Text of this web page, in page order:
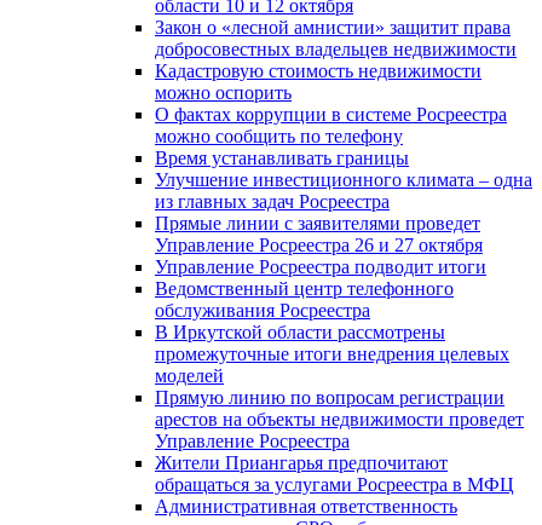
области 10 и 12 октября
Закон о «лесной амнистии» защитит права
добросовестных владельцев недвижимости
Кадастровую стоимость недвижимости
можно оспорить
О фактах коррупции в системе Росреестра
можно сообщить по телефону
Время устанавливать границы
Улучшение инвестиционного климата – одна
из главных задач Росреестра
Прямые линии с заявителями проведет
Управление Росреестра 26 и 27 октября
Управление Росреестра подводит итоги
Ведомственный центр телефонного
обслуживания Росреестра
В Иркутской области рассмотрены
промежуточные итоги внедрения целевых
моделей
Прямую линию по вопросам регистрации
арестов на объекты недвижимости проведет
Управление Росреестра
Жители Приангарья предпочитают
обращаться за услугами Росреестра в МФЦ
Административная ответственность